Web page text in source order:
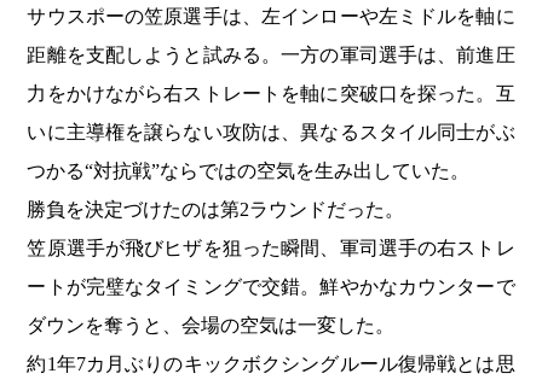
サウスポーの笠原選手は、左インローや左ミドルを軸に
距離を支配しようと試みる。一方の軍司選手は、前進圧
力をかけながら右ストレートを軸に突破口を探った。互
いに主導権を譲らない攻防は、異なるスタイル同士がぶ
つかる“対抗戦”ならではの空気を生み出していた。
勝負を決定づけたのは第2ラウンドだった。
笠原選手が飛びヒザを狙った瞬間、軍司選手の右ストレ
ートが完璧なタイミングで交錯。鮮やかなカウンターで
ダウンを奪うと、会場の空気は一変した。
約1年7カ月ぶりのキックボクシングルール復帰戦とは思